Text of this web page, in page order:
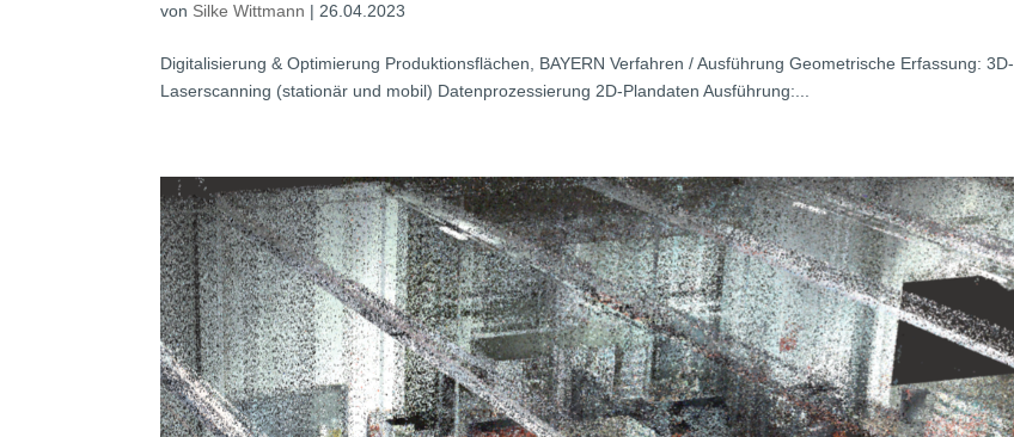
von Silke Wittmann |26.04.2023
Digitalisierung & Optimierung Produktionsflächen, BAYERN Verfahren / Ausführung Geometrische Erfassung: 3D-
Laserscanning (stationär und mobil) Datenprozessierung 2D-Plandaten Ausführung:...